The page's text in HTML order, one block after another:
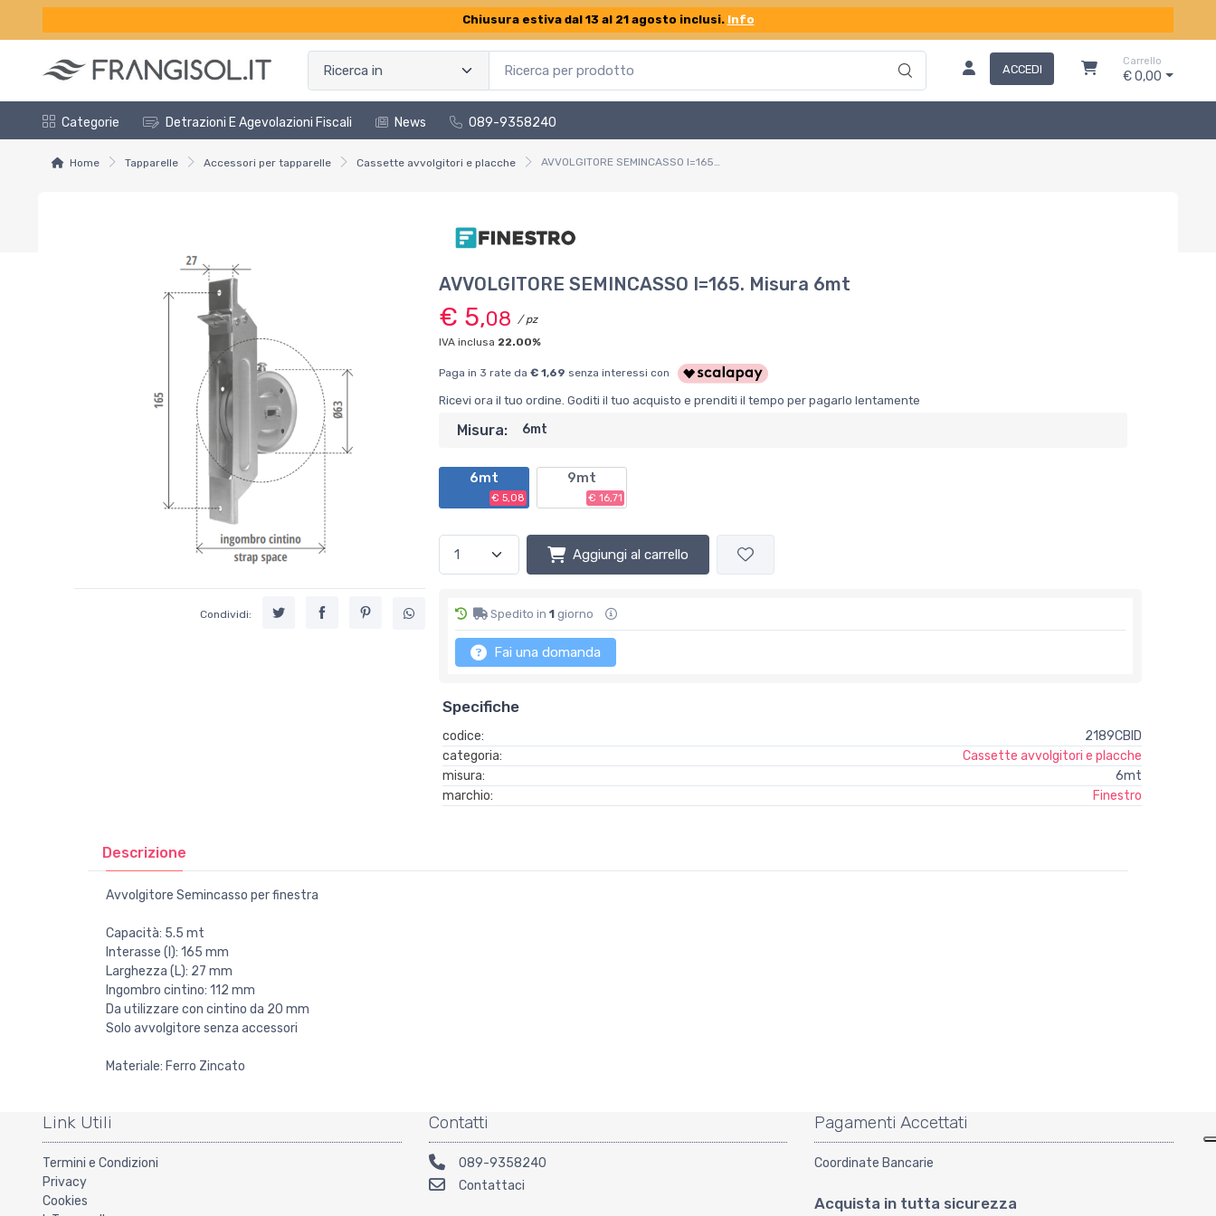
Chiusura estiva dal 13 al 21 agosto inclusi. Info
ACCEDI
Carrello
€ 0,00
Categorie Detrazioni E Agevolazioni Fiscali News 089-9358240
Home Tapparelle Accessori per tapparelle Cassette avvolgitori e placche AVVOLGITORE SEMINCASSO I=165. Misura 6mt
Condividi:
AVVOLGITORE SEMINCASSO I=165. Misura 6mt
€ 5,08
/ pz
IVA inclusa 22.00%
Paga in 3 rate da€ 1,69 senza interessi con
Ricevi ora il tuo ordine. Goditi il tuo acquisto e prenditi il tempo per pagarlo lentamente
Misura: 6mt
6mt
€ 5,08
9mt
€ 16,71
Aggiungi al carrello
Spedito in1 giorno
Fai una domanda
Specifiche
codice:
2189CBID
categoria:
Cassette avvolgitori e placche
misura:
6mt
marchio:
Finestro
Descrizione
Avvolgitore Semincasso per finestra
Capacità: 5.5 mt
Interasse (I): 165 mm
Larghezza (L): 27 mm
Ingombro cintino: 112 mm
Da utilizzare con cintino da 20 mm
Solo avvolgitore senza accessori
Materiale: Ferro Zincato
Link Utili
Termini e Condizioni
Privacy
Cookies
Contatti
089-9358240
Contattaci
Pagamenti Accettati
Coordinate Bancarie
Acquista in tutta sicurezza